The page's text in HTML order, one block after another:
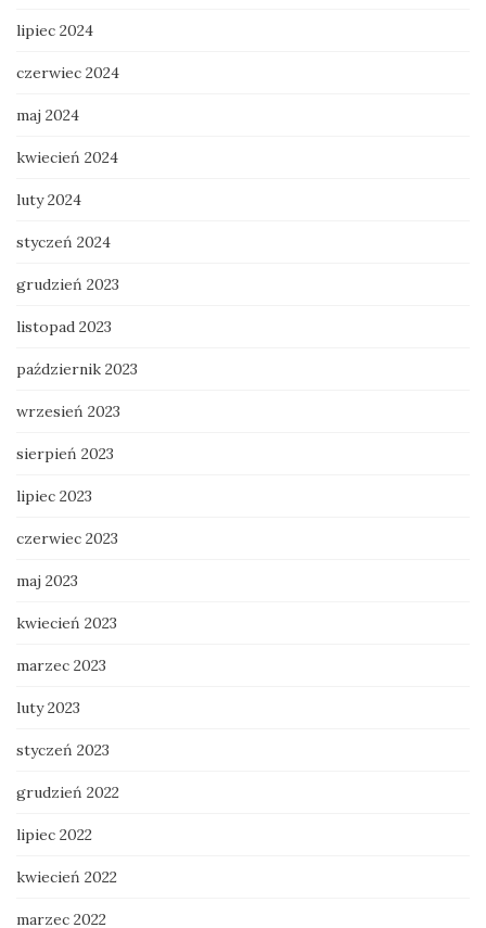
lipiec 2024
czerwiec 2024
maj 2024
kwiecień 2024
luty 2024
styczeń 2024
grudzień 2023
listopad 2023
październik 2023
wrzesień 2023
sierpień 2023
lipiec 2023
czerwiec 2023
maj 2023
kwiecień 2023
marzec 2023
luty 2023
styczeń 2023
grudzień 2022
lipiec 2022
kwiecień 2022
marzec 2022